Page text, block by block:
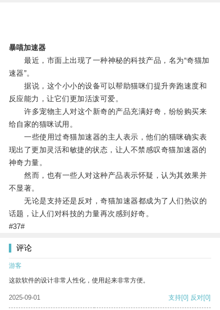
暴喵加速器
最近，市面上出现了一种神秘的科技产品，名为“奇猫加
速器”。
据说，这个小小的设备可以帮助猫咪们提升奔跑速度和
反应能力，让它们更加活泼可爱。
许多宠物主人对这个新奇的产品充满好奇，纷纷购买来
给自家的猫咪试用。
一些使用过奇猫加速器的主人表示，他们的猫咪确实表
现出了更加灵活和敏捷的状态，让人不禁感叹奇猫加速器的
神奇力量。
然而，也有一些人对这种产品表示怀疑，认为其效果并
不显著。
无论是支持还是反对，奇猫加速器都成为了人们热议的
话题，让人们对科技的力量再次感到好奇。
#37#
评论
游客
这款软件的设计非常人性化，使用起来非常方便。
2025-09-01 支持[0] 反对[0]